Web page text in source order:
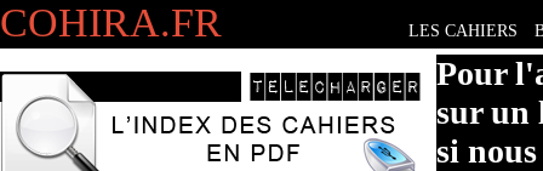
COHIRA.FR LES CAHIERS
Pour
sur un
si